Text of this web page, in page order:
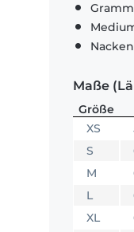
Maße
Größe
XS
S
M
L
XL